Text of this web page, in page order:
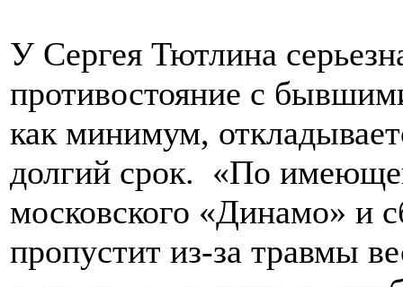
У Сергея Тютлина
противостояние с
как минимум,
долгий срок. «По
московского «Динамо» и
пропустит из-за травмы